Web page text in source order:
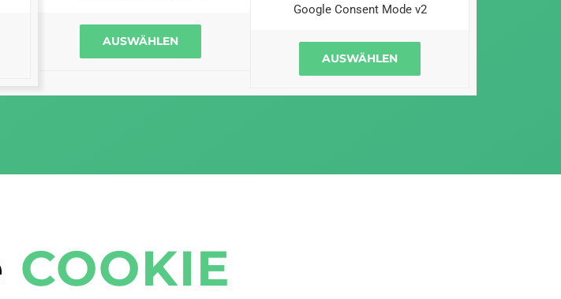
AUSWÄHLEN
Google Consent Mode v2
AUSWÄHLEN
COOKIE